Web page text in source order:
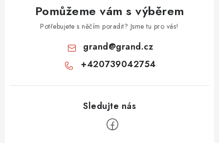
Pomůžeme vám s výběrem
Potřebujete s něčím poradit? Jsme tu pro vás!
grand@grand.cz
+420739042754